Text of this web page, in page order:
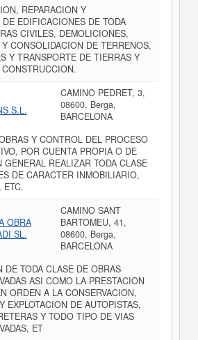
REPARACION Y
EDIFICACIONES DE TODA
CIVILES, DEMOLICIONES,
Y CONSOLIDACION DE TERRENOS,
Y TRANSPORTE DE TIERRAS Y
S.L.
CAMINO PEDRET, 3,
08600, Berga,
BARCELONA
Y CONTROL DEL PROCESO
POR CUENTA PROPIA O DE
GENERAL REALIZAR TODA CLASE
DE CARACTER INMOBILIARIO,
ETC.
OBRA
SL.
CAMINO SANT
BARTOMEU, 41,
08600, Berga,
BARCELONA
DE TODA CLASE DE OBRAS
ASI COMO LA PRESTACION
ORDEN A LA CONSERVACION,
EXPLOTACION DE AUTOPISTAS,
Y TODO TIPO DE VIAS
ET